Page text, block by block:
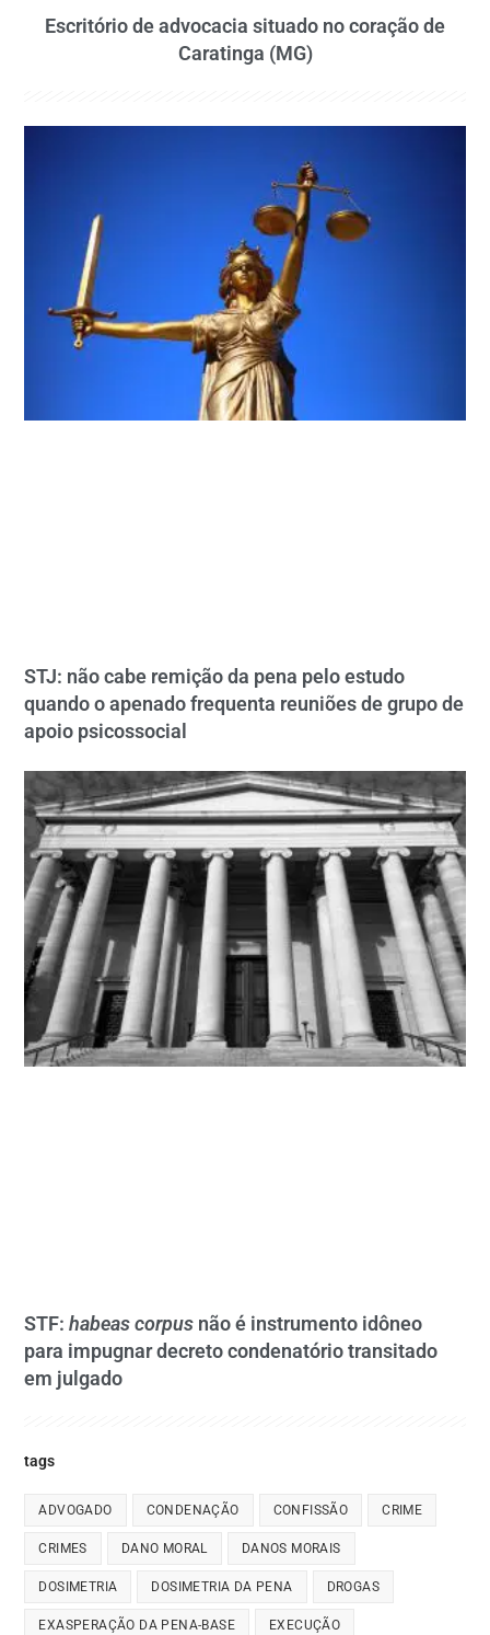
Escritório de advocacia situado no coração de
Caratinga (MG)
STJ: não cabe remição da pena pelo estudo
quando o apenado frequenta reuniões de grupo de
apoio psicossocial
STF:habeas corpus não é instrumento idôneo
para impugnar decreto condenatório transitado
em julgado
tags
ADVOGADO CONDENAÇÃO CONFISSÃO CRIME
CRIMES DANO MORAL DANOS MORAIS
DOSIMETRIA DOSIMETRIA DA PENA DROGAS
EXASPERAÇÃO DA PENA-BASE EXECUÇÃO